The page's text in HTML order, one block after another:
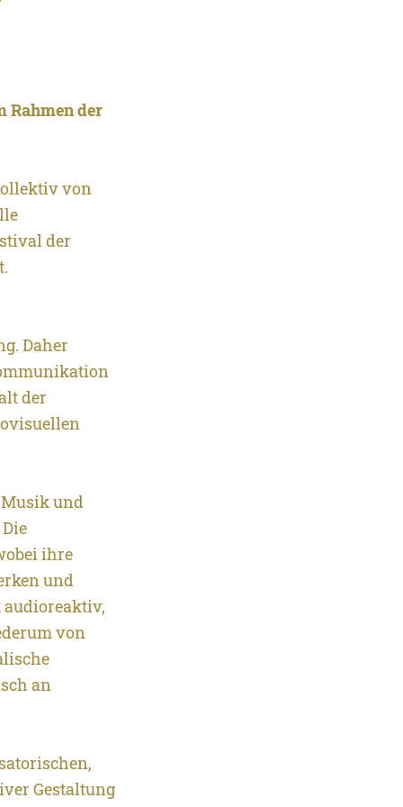
Rahmen der
von
der
Daher
der
und
ihre
und
audioreaktiv,
von
an
Gestaltung